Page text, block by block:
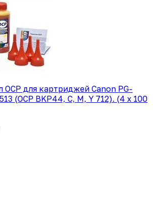
OCP для картриджей Canon PG-
(OCP BKP44, C, M, Y 712). (4 x 100